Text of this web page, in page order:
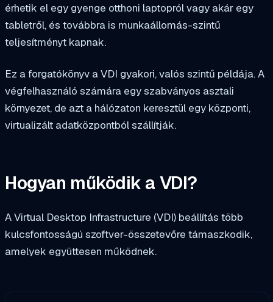
érhetik el egy gyenge otthoni laptopról vagy akár egy
tabletről, és továbbra is munkaállomás-szintű
teljesítményt kapnak.
Ez a forgatókönyv a VDI gyakori, valós szintű példája. A
végfelhasználó számára egy szabványos asztali
környezet, de azt a hálózaton keresztül egy központi,
virtualizált adatközpontból szállítják.
Hogyan működik a VDI?
A Virtual Desktop Infrastructure (VDI) beállítás több
kulcsfontosságú szoftver-összetevőre támaszkodik,
amelyek együttesen működnek.